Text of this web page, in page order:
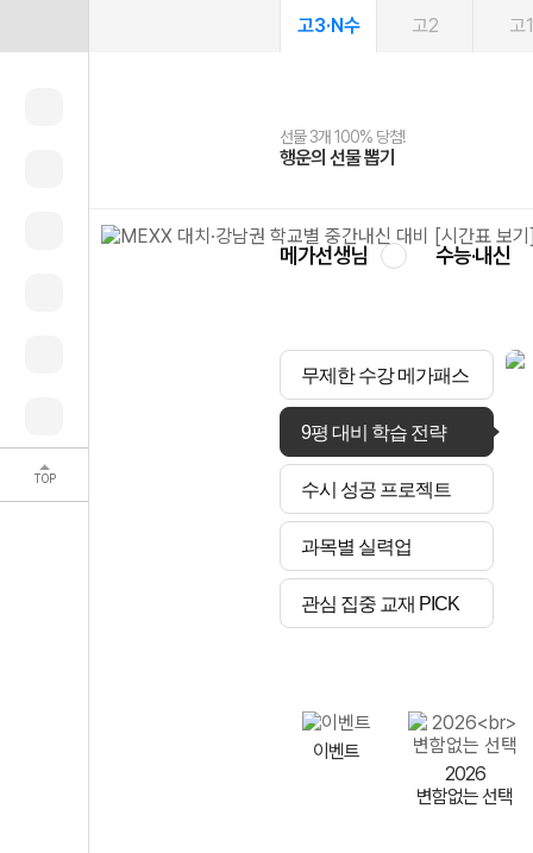
TOP
고3·N수 고2 고1
선물 3개 100% 당첨!
행운의 선물 뽑기
선물 100% 증정!
메가스터디 X 올리브
여름방학 스터디 캐시백
메가런 썸머스쿨
2027 러셀 단과
강사 공개선발
스마트러닝앱
설문 EVENT
메가패스
3일 무료 체험권
메가패스 수강생 무료혜택!
메가클럽 멤버십
사회공헌 캠페인
희망이룸 메가나눔
메가선생님 수능·내신
무제한 수강 메가패스
9평 대비 학습 전략
수시 성공 프로젝트
과목별 실력업
관심 집중 교재 PICK
이벤트
2026
변함없는 선택